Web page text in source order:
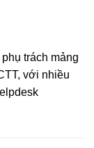
trách mảng
với nhiều